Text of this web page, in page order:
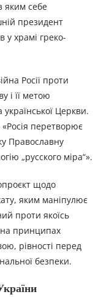
яким себе
президент
у храмі греко-
Росії проти
і її метою
Церкви.
перетворює
Православну
„русского міра“».
щодо
яким маніпулює
проти якоїсь
на принципах
рівності перед
безпеки.